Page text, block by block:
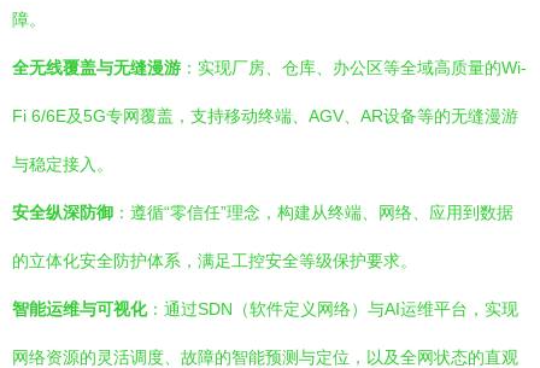
障。
全无线覆盖与无缝漫游 ：实现厂房、仓库、办公区等全域高质量的Wi-
Fi 6/6E及5G专网覆盖，支持移动终端、AGV、AR设备等的无缝漫游
与稳定接入。
安全纵深防御 ：遵循“零信任”理念，构建从终端、网络、应用到数据
的立体化安全防护体系，满足工控安全等级保护要求。
智能运维与可视化：通过SDN（软件定义网络）与AI运维平台，实现
网络资源的灵活调度、故障的智能预测与定位，以及全网状态的直观